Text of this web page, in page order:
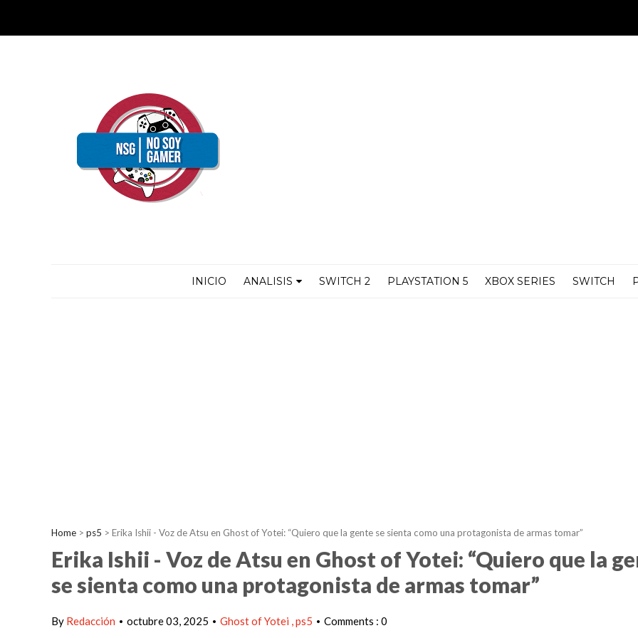
INICIO ANALISIS SWITCH 2 PLAYSTATION 5 XBOX SERIES SWITCH
Home > ps5 > Erika Ishii - Voz de Atsu en Ghost of Yotei: “Quiero que la gente se sienta como una protagonista de armas tomar”
Erika Ishii - Voz de Atsu en Ghost of Yotei: “Quiero que la
se sienta como una protagonista de armas tomar”
By Redacción • octubre 03, 2025 • Ghost of Yotei ps5 • Comments : 0